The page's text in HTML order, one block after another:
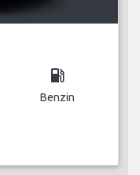
local_gas_station
Benzin